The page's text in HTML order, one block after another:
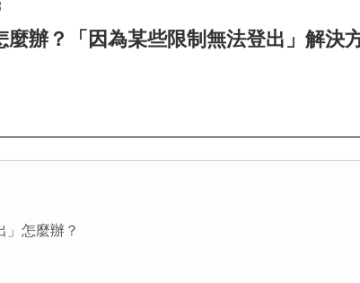
辦？「因為某些限制無法登出」解決
怎麼辦？